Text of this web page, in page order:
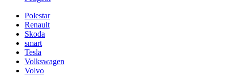
Polestar
Renault
Skoda
smart
Tesla
Volkswagen
Volvo